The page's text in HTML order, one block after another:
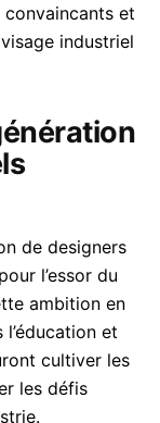
et
industriel
de designers
l’essor du
ambition en
et
cultiver les
les défis